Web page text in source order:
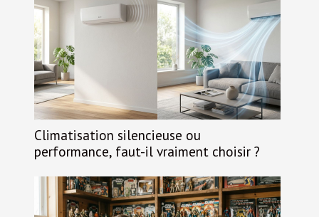
Climatisation silencieuse ou
performance, faut-il vraiment choisir ?